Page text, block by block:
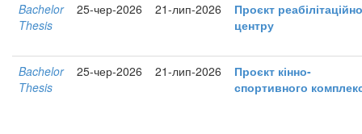
Bachelor
Thesis
25-чер-2026 21-лип-2026
Проєкт
центру
Bachelor
Thesis
25-чер-2026 21-лип-2026
Проєкт кінно-
спортивного